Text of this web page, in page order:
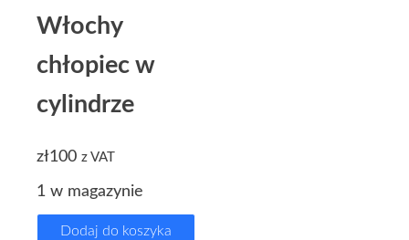
Włochy
chłopiec w
cylindrze
zł100 z VAT
1 w magazynie
Dodaj do koszyka